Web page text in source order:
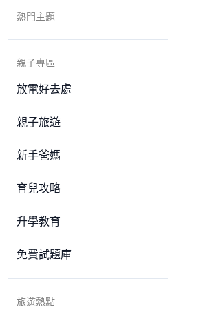
熱門主題
親子專區
放電好去處
親子旅遊
新手爸媽
育兒攻略
升學教育
免費試題庫
旅遊熱點